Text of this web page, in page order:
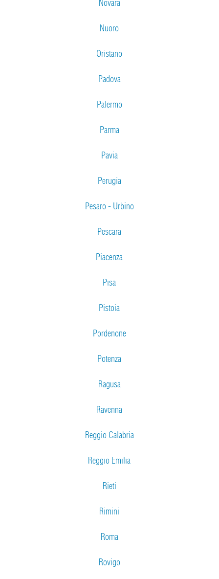
Novara
Nuoro
Oristano
Padova
Palermo
Parma
Pavia
Perugia
Pesaro - Urbino
Pescara
Piacenza
Pisa
Pistoia
Pordenone
Potenza
Ragusa
Ravenna
Reggio Calabria
Reggio Emilia
Rieti
Rimini
Roma
Rovigo